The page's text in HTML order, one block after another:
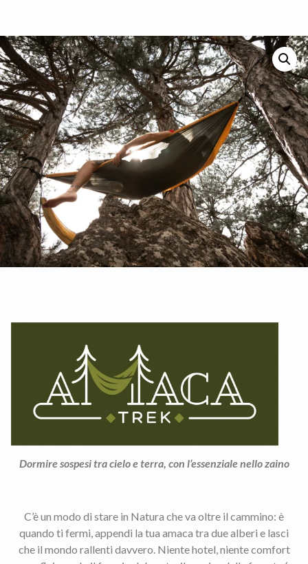
Dormire sospesi tra cielo e terra, con l’essenziale nello zaino
C’è un modo di stare in Natura che va oltre il cammino: è
quando ti fermi, appendi la tua amaca tra due alberi e lasci
che il mondo rallenti davvero. Niente hotel, niente comfort